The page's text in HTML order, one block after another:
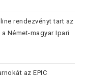
rendezvényt tart az
Német-magyar Ipari
az EPIC